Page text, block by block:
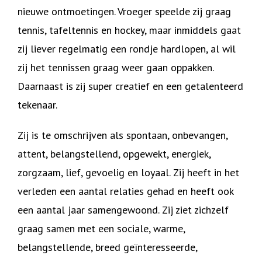
nieuwe ontmoetingen. Vroeger speelde zij graag
tennis, tafeltennis en hockey, maar inmiddels gaat
zij liever regelmatig een rondje hardlopen, al wil
zij het tennissen graag weer gaan oppakken.
Daarnaast is zij super creatief en een getalenteerd
tekenaar.
Zij is te omschrijven als spontaan, onbevangen,
attent, belangstellend, opgewekt, energiek,
zorgzaam, lief, gevoelig en loyaal. Zij heeft in het
verleden een aantal relaties gehad en heeft ook
een aantal jaar samengewoond. Zij ziet zichzelf
graag samen met een sociale, warme,
belangstellende, breed geïnteresseerde,